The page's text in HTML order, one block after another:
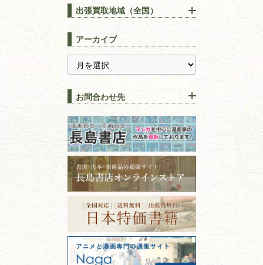
易学・占い
スピリチュアル・
全集・
趣味・教養
書道
拓本・法帖・碑帖
篆刻・印譜
書道具
美術書・アート本・
デザイン本
カメラ・撮影術
りOK！効率的に売る方法
長島書店の便利な買取サービ
ス
【持ち込み買取】店頭で簡単
に古本を売るメリットとは？
上手な売り方のコツを解説
古本の保管方法と劣化する原
因！適切な管理で長持ちさせ
るコツ
古本は汚れていると買取でき
ない？適切な保管方法とクリ
ーニング！
ISBNコードとは？書籍の識別
番号の意味と役割を解説
価値ある古書を売るポイント
と注意点
出張買取地域（全国）
千葉県
神奈川県
静岡県
山梨県
新潟県
長野県
愛知県
石川県
福井県
福島県
富山県
青森県
岩手県
宮城県
秋田県
山形県
岐阜県
三重県
滋賀県
京都府
大阪府
アーカイブ
お問合わせ先
古本買取専門店 長島書店
〒101-0051
東京都千代田区神田神保町2-5-1
フリーダイヤル：0120-414-548
電話：03-3512-8115
FAX：03-3512-8116
古物商許可：東京都公安委員会 第
301028901712号
古物商名称：有限会社長島書店